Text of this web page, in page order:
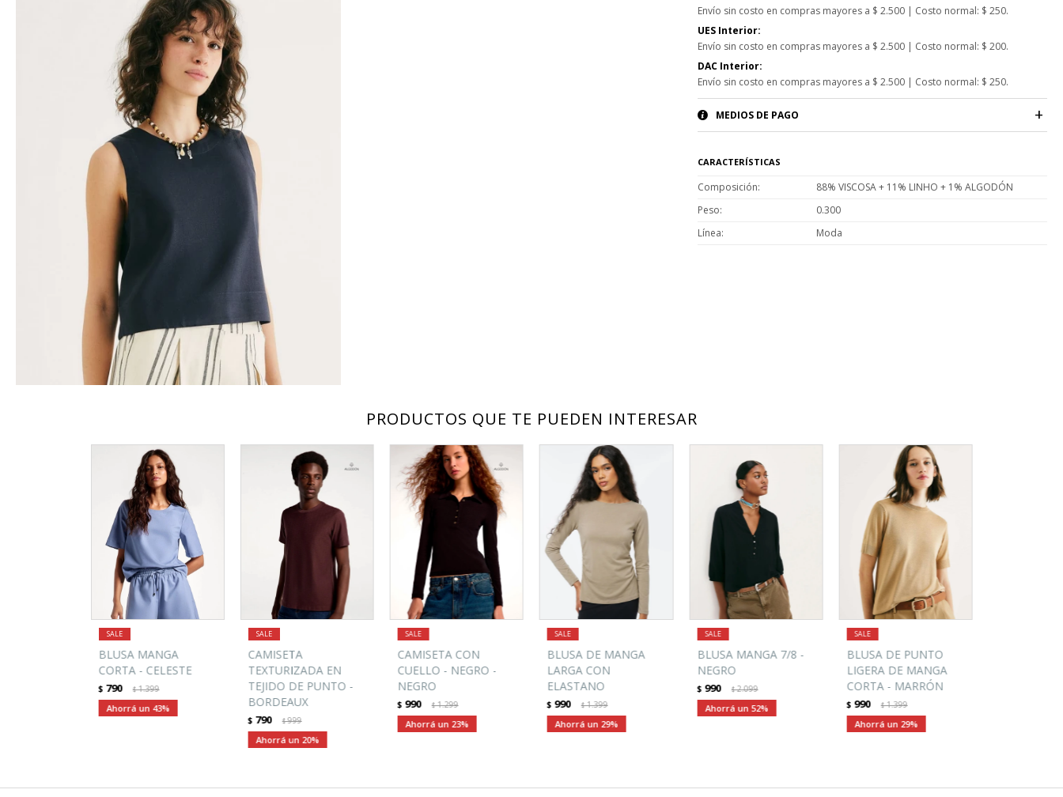
Envío sin costo en compras mayores a $ 2.500 | Costo normal: $ 250.
UES Interior:
Envío sin costo en compras mayores a $ 2.500 | Costo normal: $ 200.
DAC Interior:
Envío sin costo en compras mayores a $ 2.500 | Costo normal: $ 250.
MEDIOS DE PAGO
CARACTERÍSTICAS
Composición
88% VISCOSA + 11% LINHO + 1% ALGODÓN
Peso
0.300
Línea
Moda
PRODUCTOS QUE TE PUEDEN INTERESAR
BLUSA MANGA
CORTA - CELESTE
$ 790 $1.399
43
CAMISETA
TEXTURIZADA EN
TEJIDO DE PUNTO -
BORDEAUX
$ 790 $999
20
CAMISETA CON
CUELLO - NEGRO -
NEGRO
$ 990 $1.299
23
BLUSA DE MANGA
LARGA CON
ELASTANO
$ 990 $1.399
29
BLUSA MANGA 7/8 -
NEGRO
$ 990 $2.099
52
BLUSA DE PUNTO
LIGERA DE MANGA
CORTA - MARRÓN
$ 990 $1.399
29